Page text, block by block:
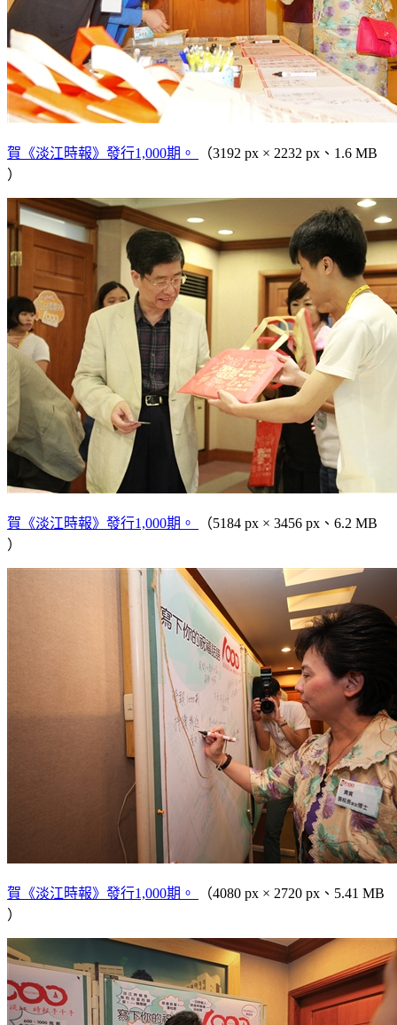
賀《淡江時報》發行1,000期。
（3192 px × 2232 px、1.6 MB
）
賀《淡江時報》發行1,000期。
（5184 px × 3456 px、6.2 MB
）
賀《淡江時報》發行1,000期。
（4080 px × 2720 px、5.41 MB
）